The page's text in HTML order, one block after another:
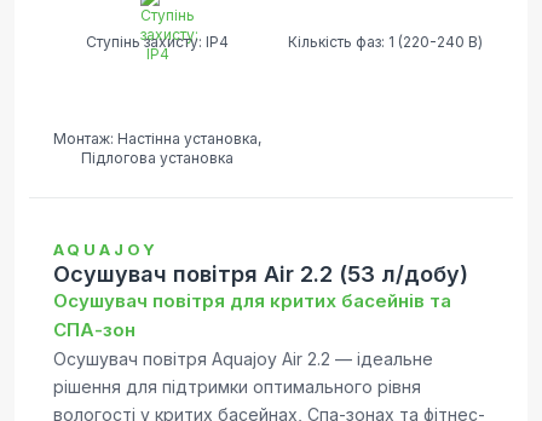
Ступінь захисту: IP4 Кількість фаз: 1 (220-240 В)
Монтаж: Настінна установка,
Підлогова установка
AQUAJOY
Осушувач повітря Air 2.2 (53 л/добу)
Осушувач повітря для критих басейнів та
СПА-зон
Осушувач повітря Aquajoy Air 2.2 — ідеальне
рішення для підтримки оптимального рівня
вологості у критих басейнах, Спа-зонах та фітнес-